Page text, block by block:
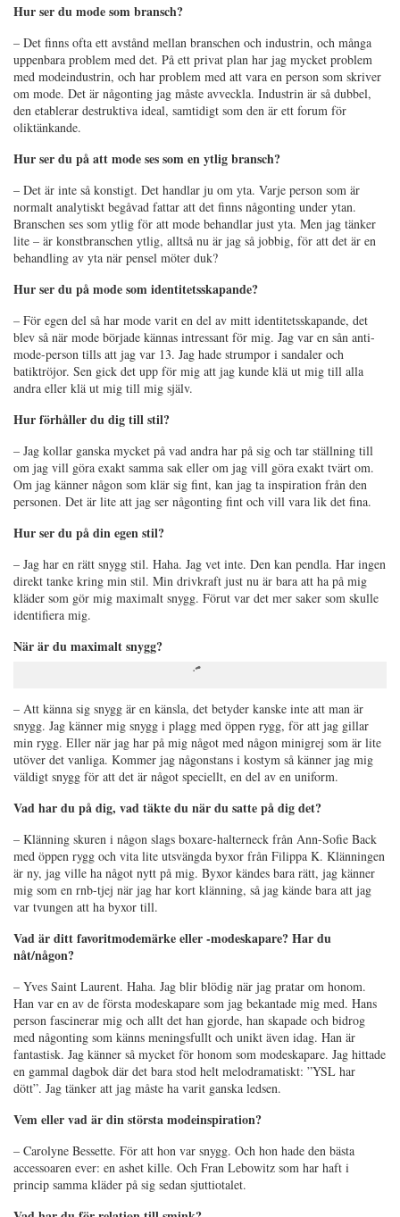
Hur ser du mode som bransch?
– Det finns ofta ett avstånd mellan branschen och industrin, och många
uppenbara problem med det. På ett privat plan har jag mycket problem
med modeindustrin, och har problem med att vara en person som skriver
om mode. Det är någonting jag måste avveckla. Industrin är så dubbel,
den etablerar destruktiva ideal, samtidigt som den är ett forum för
oliktänkande.
Hur ser du på att mode ses som en ytlig bransch?
– Det är inte så konstigt. Det handlar ju om yta. Varje person som är
normalt analytiskt begåvad fattar att det finns någonting under ytan.
Branschen ses som ytlig för att mode behandlar just yta. Men jag tänker
lite – är konstbranschen ytlig, alltså nu är jag så jobbig, för att det är en
behandling av yta när pensel möter duk?
Hur ser du på mode som identitetsskapande?
– För egen del så har mode varit en del av mitt identitetsskapande, det
blev så när mode började kännas intressant för mig. Jag var en sån anti-
mode-person tills att jag var 13. Jag hade strumpor i sandaler och
batiktröjor. Sen gick det upp för mig att jag kunde klä ut mig till alla
andra eller klä ut mig till mig själv.
Hur förhåller du dig till stil?
– Jag kollar ganska mycket på vad andra har på sig och tar ställning till
om jag vill göra exakt samma sak eller om jag vill göra exakt tvärt om.
Om jag känner någon som klär sig fint, kan jag ta inspiration från den
personen. Det är lite att jag ser någonting fint och vill vara lik det fina.
Hur ser du på din egen stil?
– Jag har en rätt snygg stil. Haha. Jag vet inte. Den kan pendla. Har ingen
direkt tanke kring min stil. Min drivkraft just nu är bara att ha på mig
kläder som gör mig maximalt snygg. Förut var det mer saker som skulle
identifiera mig.
När är du maximalt snygg?
– Att känna sig snygg är en känsla, det betyder kanske inte att man är
snygg. Jag känner mig snygg i plagg med öppen rygg, för att jag gillar
min rygg. Eller när jag har på mig något med någon minigrej som är lite
utöver det vanliga. Kommer jag någonstans i kostym så känner jag mig
väldigt snygg för att det är något speciellt, en del av en uniform.
Vad har du på dig, vad täkte du när du satte på dig det?
– Klänning skuren i någon slags boxare-halterneck från Ann-Sofie Back
med öppen rygg och vita lite utsvängda byxor från Filippa K. Klänningen
är ny, jag ville ha något nytt på mig. Byxor kändes bara rätt, jag känner
mig som en rnb-tjej när jag har kort klänning, så jag kände bara att jag
var tvungen att ha byxor till.
Vad är ditt favoritmodemärke eller -modeskapare? Har du
nåt/någon?
– Yves Saint Laurent. Haha. Jag blir blödig när jag pratar om honom.
Han var en av de första modeskapare som jag bekantade mig med. Hans
person fascinerar mig och allt det han gjorde, han skapade och bidrog
med någonting som känns meningsfullt och unikt även idag. Han är
fantastisk. Jag känner så mycket för honom som modeskapare. Jag hittade
en gammal dagbok där det bara stod helt melodramatiskt: ”YSL har
dött”. Jag tänker att jag måste ha varit ganska ledsen.
Vem eller vad är din största modeinspiration?
– Carolyne Bessette. För att hon var snygg. Och hon hade den bästa
accessoaren ever: en ashet kille. Och Fran Lebowitz som har haft i
princip samma kläder på sig sedan sjuttiotalet.